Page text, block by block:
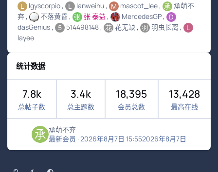
lgyscorpio lanweihu mascot_lee
承萌不
弃
不落黄昏 张 泰益
MercedesGP
dasGenius
514498148 花无缺
羽虫长离
layee
统计数据
7.8k
总帖子数
3.4k
总主题数
18,395
会员总数
13,428
最高在线
承萌不弃
最新会员 ·2026年8月7日 15:552026年8月7日
浅色模式黑暗模式系统偏好